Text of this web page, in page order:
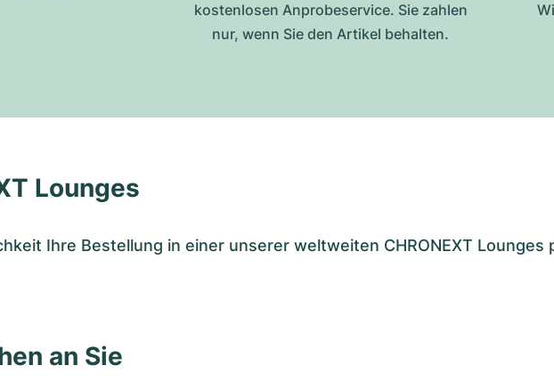
kostenlosen Anprobeservice. Sie zahlen
nur, wenn Sie den Artikel behalten.
Lounges
Ihre Bestellung in einer unserer weltweiten CHRONEXT Lounges
an Sie